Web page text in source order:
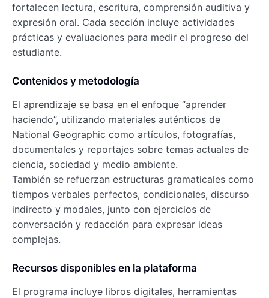
fortalecen lectura, escritura, comprensión auditiva y
expresión oral. Cada sección incluye actividades
prácticas y evaluaciones para medir el progreso del
estudiante.
Contenidos y metodología
El aprendizaje se basa en el enfoque “aprender
haciendo”, utilizando materiales auténticos de
National Geographic como artículos, fotografías,
documentales y reportajes sobre temas actuales de
ciencia, sociedad y medio ambiente.
También se refuerzan estructuras gramaticales como
tiempos verbales perfectos, condicionales, discurso
indirecto y modales, junto con ejercicios de
conversación y redacción para expresar ideas
complejas.
Recursos disponibles en la plataforma
El programa incluye libros digitales, herramientas